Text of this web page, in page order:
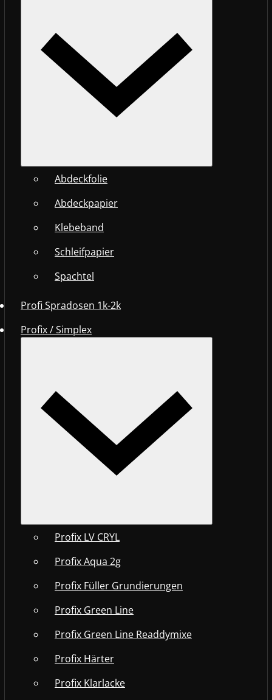
Abdeckfolie
Abdeckpapier
Klebeband
Schleifpapier
Spachtel
Profi Spradosen 1k-2k
Profix / Simplex
Profix LV CRYL
Profix Aqua 2g
Profix Füller Grundierungen
Profix Green Line
Profix Green Line Readdymixe
Profix Härter
Profix Klarlacke